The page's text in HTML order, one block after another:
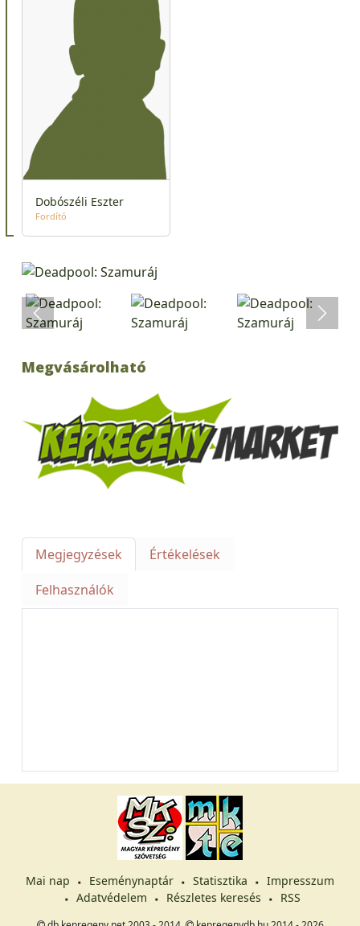
Dobószéli Eszter
Fordító
Megvásárolható
Megjegyzések
Értékelések
Felhasználók
Mai nap Eseménynaptár Statisztika
Impresszum
Adatvédelem
Részletes keresés RSS